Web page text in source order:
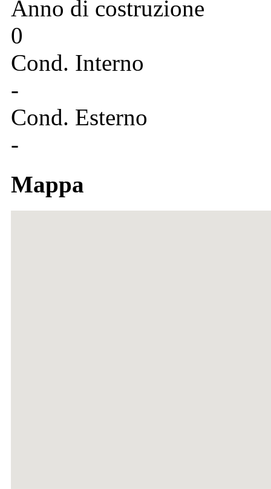
Anno di costruzione
0
Cond. Interno
-
Cond. Esterno
-
Mappa